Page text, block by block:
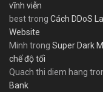
vĩnh viễn
besttrong Cách DDoS
Website
Minh trong Super Dark
chế độ tối
Quach thi diem hang
Bank